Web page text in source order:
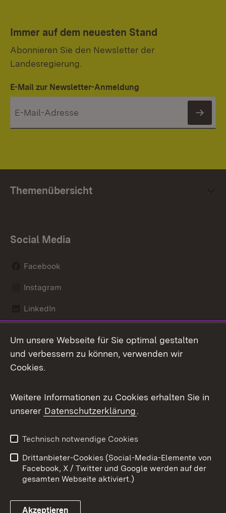
Immer auf dem neuesten Stand
Abonnieren Sie den Newsletter der
Landesregierung.
E-Mail zur Newsletter-Anmeldung
Themenübersicht
Social Media
Facebook
Instagram
LinkedIn
X / Twitter
Youtube
Kontakt
Datenschutz
Barrierefreiheit
Impressum
Cookies
Um unsere Webseite für Sie optimal gestalten
und verbessern zu können, verwenden wir
Cookies.
Weitere Informationen zu Cookies erhalten Sie in
unserer Datenschutzerklärung.
Technisch notwendige Cookies
Drittanbieter-Cookies (Social-Media-Elemente von
Facebook, X / Twitter und Google werden auf der
gesamten Webseite aktiviert.)
Akzeptieren